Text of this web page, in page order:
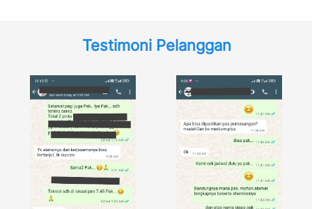
Testimoni Pelanggan